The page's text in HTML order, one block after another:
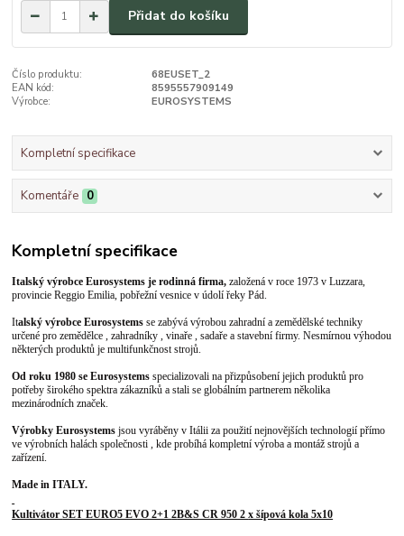
Přidat do košíku
Číslo produktu:
68EUSET_2
EAN kód:
8595557909149
Výrobce:
EUROSYSTEMS
Kompletní specifikace
Komentáře 0
Kompletní specifikace
Italský výrobce Eurosystems je rodinná firma,založená v roce 1973 v Luzzara,
provincie Reggio Emilia, pobřežní vesnice v údolí řeky Pád.
Italský výrobce Eurosystemsse zabývá výrobou zahradní a zemědělské techniky
určené pro zemědělce , zahradníky , vinaře , sadaře a stavební firmy. Nesmírnou výhodou
některých produktů je multifunkčnost strojů.
Od roku 1980 se Eurosystems specializovali na přizpůsobení jejich produktů pro
potřeby širokého spektra zákazníků a stali se globálním partnerem několika
mezinárodních značek.
Výrobky Eurosystems jsou vyráběny v Itálii za použití nejnovějších technologií přímo
ve výrobních halách společnosti , kde probíhá kompletní výroba a montáž strojů a
zařízení.
Made in ITALY.
KultivátorSET EURO5 EVO 2+12B&S CR 950 2x šípová kola 5x10